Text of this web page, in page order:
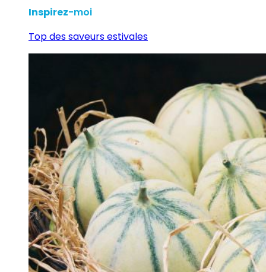
Inspirez-moi
Top des saveurs estivales